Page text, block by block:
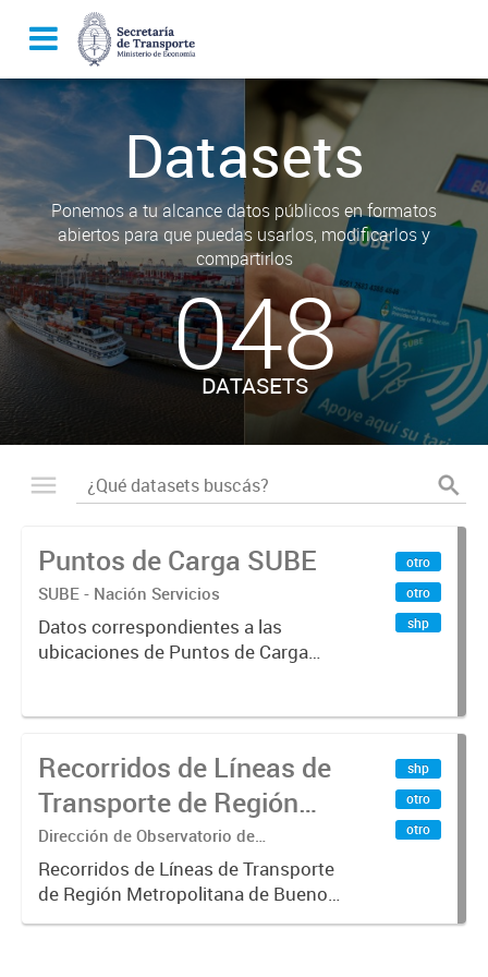
Datasets
Ponemos a tu alcance datos públicos en formatos
abiertos para que puedas usarlos, modificarlos y
compartirlos
048
DATASETS
Puntos de Carga SUBE
SUBE - Nación Servicios
Datos correspondientes a las
ubicaciones de Puntos de Carga
otro
otro
shp
Recorridos de Líneas de
Transporte de Región
Metropolitana de
Buenos Aires (RMBA)
Dirección de Observatorio de
Transporte, Estudio y Sistemas
Recorridos de Líneas de Transporte
de Región Metropolitana de Buenos
Aires (RMBA).-
shp
otro
otro